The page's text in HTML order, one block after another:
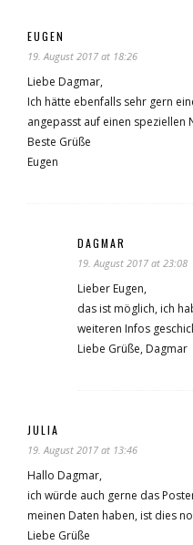
EUGEN
19. August 2017 at 18:26
Liebe Dagmar,
Ich hätte ebenfalls sehr gern
angepasst auf einen speziellen
Beste Grüße
Eugen
DAGMAR
19. August 2017 at 23:08
Lieber Eugen,
das ist möglich, ich
weiteren Infos
Liebe Grüße, Dagmar
JULIA
19. August 2017 at 13:46
Hallo Dagmar,
ich würde auch gerne das
meinen Daten haben, ist dies
Liebe Grüße